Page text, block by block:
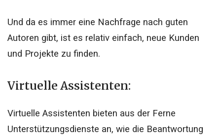
Und da es immer eine Nachfrage nach guten
Autoren gibt, ist es relativ einfach, neue Kunden
und Projekte zu finden.
Virtuelle Assistenten:
Virtuelle Assistenten bieten aus der Ferne
Unterstützungsdienste an, wie die Beantwortung